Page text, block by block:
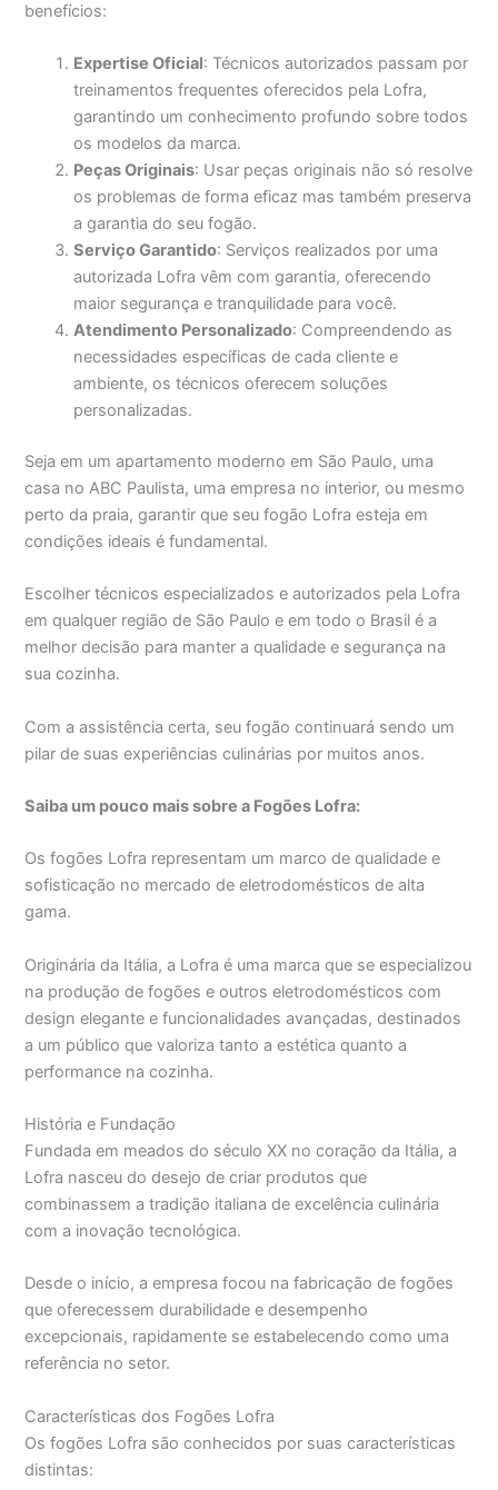
benefícios:
Expertise Oficial: Técnicos autorizados passam por
treinamentos frequentes oferecidos pela Lofra,
garantindo um conhecimento profundo sobre todos
os modelos da marca.
Peças Originais: Usar peças originais não só resolve
os problemas de forma eficaz mas também preserva
a garantia do seu fogão.
Serviço Garantido: Serviços realizados por uma
autorizada Lofra vêm com garantia, oferecendo
maior segurança e tranquilidade para você.
Atendimento Personalizado: Compreendendo as
necessidades específicas de cada cliente e
ambiente, os técnicos oferecem soluções
personalizadas.
Seja em um apartamento moderno em São Paulo, uma
casa no ABC Paulista, uma empresa no interior, ou mesmo
perto da praia, garantir que seu fogão Lofra esteja em
condições ideais é fundamental.
Escolher técnicos especializados e autorizados pela Lofra
em qualquer região de São Paulo e em todo o Brasil é a
melhor decisão para manter a qualidade e segurança na
sua cozinha.
Com a assistência certa, seu fogão continuará sendo um
pilar de suas experiências culinárias por muitos anos.
Saiba um pouco mais sobre a Fogões Lofra:
Os fogões Lofra representam um marco de qualidade e
sofisticação no mercado de eletrodomésticos de alta
gama.
Originária da Itália, a Lofra é uma marca que se especializou
na produção de fogões e outros eletrodomésticos com
design elegante e funcionalidades avançadas, destinados
a um público que valoriza tanto a estética quanto a
performance na cozinha.
História e Fundação
Fundada em meados do século XX no coração da Itália, a
Lofra nasceu do desejo de criar produtos que
combinassem a tradição italiana de excelência culinária
com a inovação tecnológica.
Desde o início, a empresa focou na fabricação de fogões
que oferecessem durabilidade e desempenho
excepcionais, rapidamente se estabelecendo como uma
referência no setor.
Características dos Fogões Lofra
Os fogões Lofra são conhecidos por suas características
distintas: